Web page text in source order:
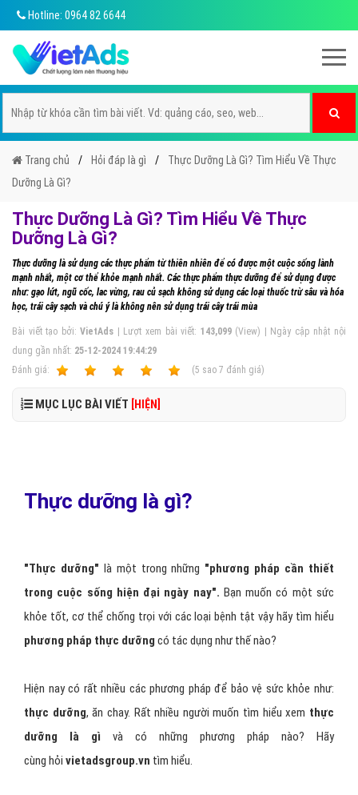
Hotline: 0964 82 6644
Trang chủ Hỏi đáp là gì
Thực Dưỡng Là Gì? Tìm Hiểu Về Thực
Dưỡng Là Gì?
Thực Dưỡng Là Gì? Tìm Hiểu Về Thực
Dưỡng Là Gì?
Thực dưỡng là sử dụng các thực phẩm từ thiên nhiên để có được một cuộc sống lành
mạnh nhất, một cơ thể khỏe mạnh nhất. Các thực phẩm thực dưỡng để sử dụng được
như: gạo lứt, ngũ cốc, lac vừng, rau củ sạch không sử dụng các loại thuốc trừ sâu và hóa
học, trái cây sạch và chú ý là không nên sử dụng trái cây trái mùa
Bài viết tạo bởi:VietAds | Lượt xem bài viết: 143,099(View) | Ngày cập nhật nội
dung gần nhất: 25-12-2024 19:44:29
Ðánh giá:
(5 sao 7 đánh giá)
MỤC LỤC BÀI VIẾT [HIỆN]
Thực dưỡng là gì?
"Thực dưỡng" là một trong những "phương pháp cần thiết
trong cuộc sống hiện đại ngày nay". Bạn muốn có một sức
khỏe tốt, cơ thể chống trọi với các loại bệnh tật vậy hãy tìm hiểu
phương pháp thực dưỡng có tác dụng như thế nào?
Hiện nay có rất nhiều các phương pháp để bảo vệ sức khỏe như:
thực dưỡng, ăn chay. Rất nhiều người muốn tìm hiểu xem thực
dưỡng là gì và có những phương pháp nào? Hãy
cùng hỏi vietadsgroup.vn tìm hiểu.